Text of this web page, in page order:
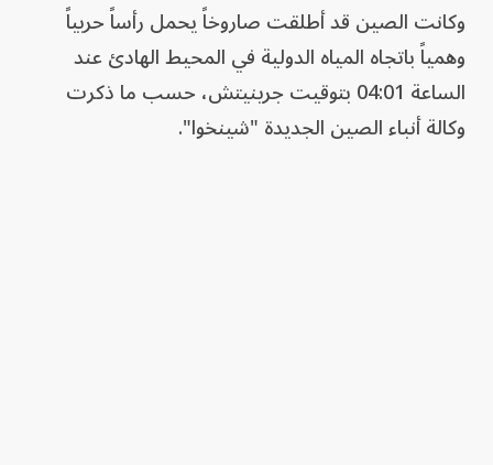
وكانت الصين قد أطلقت صاروخاً يحمل رأساً حربياً
وهمياً باتجاه المياه الدولية في المحيط الهادئ عند
الساعة 04:01 بتوقيت جرينيتش، حسب ما ذكرت
وكالة أنباء الصين الجديدة "شينخوا".